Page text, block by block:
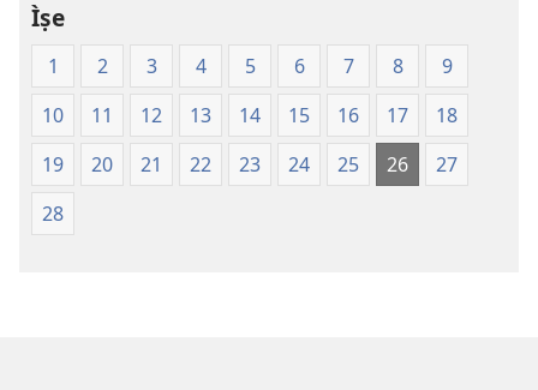
ní
Ìtumọ̀
Ayé
Tuntun
(Softcover
Edition)
Ìṣe
1 2 3 4 5 6 7 8
9
10
11 12 13 14 15 16 17
18
19
20 21 22 23 24 25 26
27
28